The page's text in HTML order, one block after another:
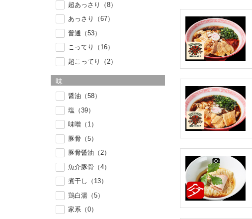
超あっさり（8）
あっさり（67）
普通（53）
こってり（16）
超こってり（2）
味
醤油（58）
塩（39）
味噌（1）
豚骨（5）
豚骨醤油（2）
魚介豚骨（4）
煮干し（13）
鶏白湯（5）
家系（0）